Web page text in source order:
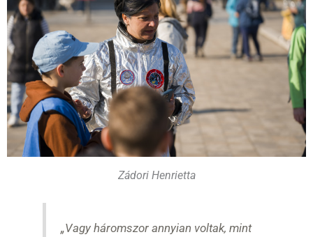
Zádori Henrietta
„Vagy háromszor annyian voltak, mint